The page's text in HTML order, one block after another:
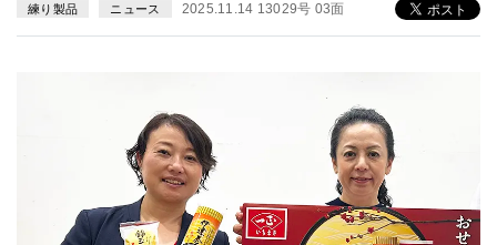
練り製品 ニュース 2025.11.14 13029号 03面